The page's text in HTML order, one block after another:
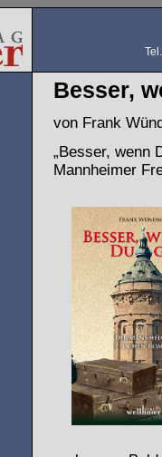
Besser,
von Frank
„Besser, wenn
Mannheimer